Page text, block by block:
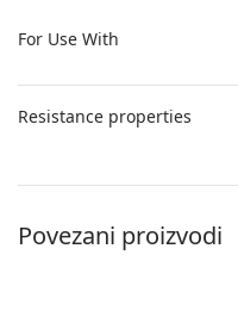
For Use With
Resistance properties
Povezani proizvodi